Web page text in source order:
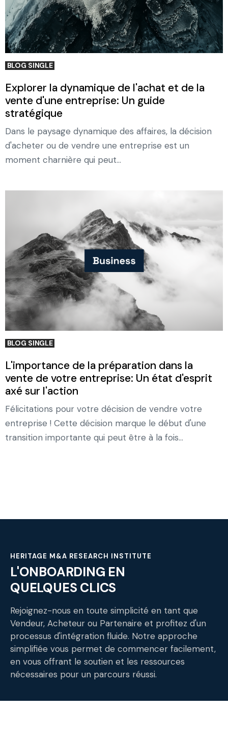
BLOG SINGLE
Explorer la dynamique de l'achat et de la
vente d'une entreprise: Un guide
stratégique
Dans le paysage dynamique des affaires, la décision
d'acheter ou de vendre une entreprise est un
moment charnière qui peut...
BLOG SINGLE
L'importance de la préparation dans la
vente de votre entreprise: Un état d'esprit
axé sur l'action
Félicitations pour votre décision de vendre votre
entreprise ! Cette décision marque le début d'une
transition importante qui peut être à la fois...
HERITAGE M&A RESEARCH INSTITUTE
L'ONBOARDING EN
QUELQUES CLICS
Rejoignez-nous en toute simplicité en tant que
Vendeur, Acheteur ou Partenaire et profitez d'un
processus d'intégration fluide. Notre approche
simplifiée vous permet de commencer facilement,
en vous offrant le soutien et les ressources
nécessaires pour un parcours réussi.